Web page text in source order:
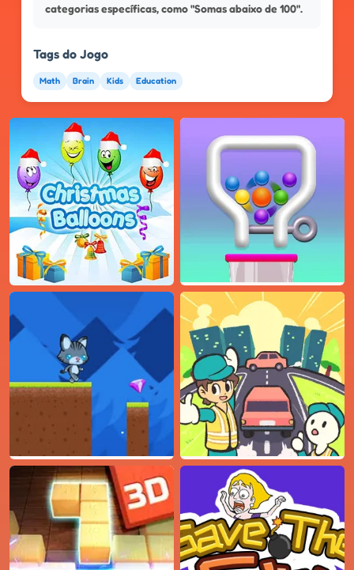
categorias específicas, como "Somas abaixo de 100".
Tags do Jogo
Math Brain Kids Education